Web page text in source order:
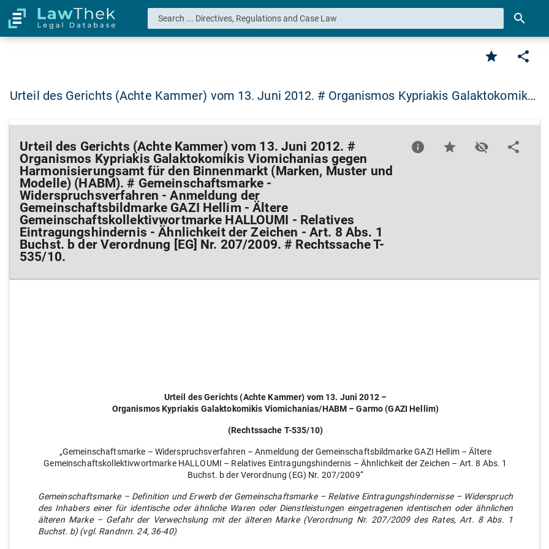
search
star share
Urteil des Gerichts (Achte Kammer) vom 13. Juni 2012. # Organismos Kypriakis Galaktokomik…
Urteil des Gerichts (Achte Kammer) vom 13. Juni 2012. #
Organismos Kypriakis Galaktokomikis Viomichanias gegen
Harmonisierungsamt für den Binnenmarkt (Marken, Muster und
Modelle) (HABM). # Gemeinschaftsmarke -
Widerspruchsverfahren - Anmeldung der
Gemeinschaftsbildmarke GAZI Hellim - Ältere
Gemeinschaftskollektivwortmarke HALLOUMI - Relatives
Eintragungshindernis - Ähnlichkeit der Zeichen - Art. 8 Abs. 1
Buchst. b der Verordnung [EG] Nr. 207/2009. # Rechtssache T-
535/10.
info star visibility_off share
Urteil des Gerichts (Achte Kammer) vom 13. Juni 2012 –
Organismos Kypriakis Galaktokomikis Viomichanias/HABM – Garmo (GAZI Hellim)
(Rechtssache T-535/10)
„Gemeinschaftsmarke – Widerspruchsverfahren – Anmeldung der Gemeinschaftsbildmarke GAZI Hellim – Ältere
Gemeinschaftskollektivwortmarke HALLOUMI – Relatives Eintragungshindernis – Ähnlichkeit der Zeichen – Art. 8 Abs. 1
Buchst. b der Verordnung (EG) Nr. 207/2009“
Gemeinschaftsmarke – Definition und Erwerb der Gemeinschaftsmarke – Relative Eintragungshindernisse – Widerspruch
des Inhabers einer für identische oder ähnliche Waren oder Dienstleistungen eingetragenen identischen oder ähnlichen
älteren Marke – Gefahr der Verwechslung mit der älteren Marke (Verordnung Nr. 207/2009 des Rates, Art. 8 Abs. 1
Buchst. b) (vgl. Randnrn. 24, 36-40)